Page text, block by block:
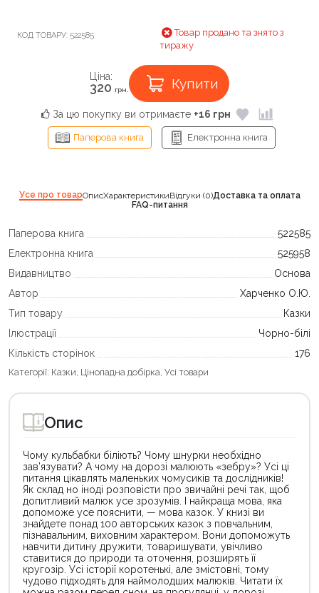
КОД ТОВАРУ: 522585
Товар продано та знято з
тиражу
Ціна:
320 грн. Купити
За цю покупку ви отримаєте +16 грн
Паперова книга Електронна книга
Усе про товарОписХарактеристикиВідгуки (0)Доставка та оплата
FAQ-питання
Паперова книга
522585
Електронна книга
525958
Видавництво
Основа
Автор
Харченко О.Ю.
Тип товару
Казки
Ілюстрації
Чорно-білі
Кількість сторінок
176
Категорії: Казки, Цінопадна добірка, Усі товари
Опис
Чому кульбабки біліють? Чому шнурки необхідно
зав’язувати? А чому на дорозі малюють «зебру»? Усі ці
питання цікавлять маленьких чомусиків та дослідників!
Як склад но іноді розповісти про звичайні речі так, щоб
допитливий малюк усе зрозумів. І найкраща мова, яка
допоможе усе пояснити, — мова казок. У книзі ви
знайдете понад 100 авторських казок з повчальним,
пізнавальним, виховним характером. Вони допоможуть
навчити дитину дружити, товаришувати, увічливо
ставитися до природи та оточення, розширять її
кругозір. Усі історії коротенькі, але змістовні, тому
чудово підходять для наймолодших малюків. Читати їх